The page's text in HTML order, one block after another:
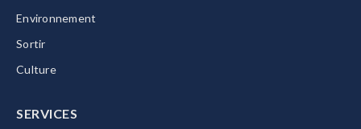
Environnement
Sortir
Culture
SERVICES